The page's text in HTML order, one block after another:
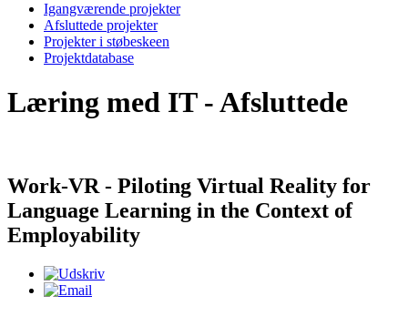
Igangværende projekter
Afsluttede projekter
Projekter i støbeskeen
Projektdatabase
Læring med IT - Afsluttede
Work-VR - Piloting Virtual Reality for
Language Learning in the Context of
Employability